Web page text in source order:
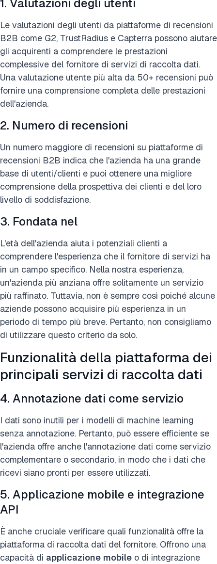
1. Valutazioni degli utenti
Le valutazioni degli utenti da piattaforme di recensioni
B2B come G2, TrustRadius e Capterra possono aiutare
gli acquirenti a comprendere le prestazioni
complessive del fornitore di servizi di raccolta dati.
Una valutazione utente più alta da 50+ recensioni può
fornire una comprensione completa delle prestazioni
dell'azienda.
2. Numero di recensioni
Un numero maggiore di recensioni su piattaforme di
recensioni B2B indica che l'azienda ha una grande
base di utenti/clienti e puoi ottenere una migliore
comprensione della prospettiva dei clienti e del loro
livello di soddisfazione.
3. Fondata nel
L'età dell'azienda aiuta i potenziali clienti a
comprendere l'esperienza che il fornitore di servizi ha
in un campo specifico. Nella nostra esperienza,
un'azienda più anziana offre solitamente un servizio
più raffinato. Tuttavia, non è sempre così poiché alcune
aziende possono acquisire più esperienza in un
periodo di tempo più breve. Pertanto, non consigliamo
di utilizzare questo criterio da solo.
Funzionalità della piattaforma dei
principali servizi di raccolta dati
4. Annotazione dati come servizio
I dati sono inutili per i modelli di machine learning
senza annotazione. Pertanto, può essere efficiente se
l'azienda offre anche l'annotazione dati come servizio
complementare o secondario, in modo che i dati che
ricevi siano pronti per essere utilizzati.
5. Applicazione mobile e integrazione
API
È anche cruciale verificare quali funzionalità offre la
piattaforma di raccolta dati del fornitore. Offrono una
capacità di applicazione mobile o di integrazione